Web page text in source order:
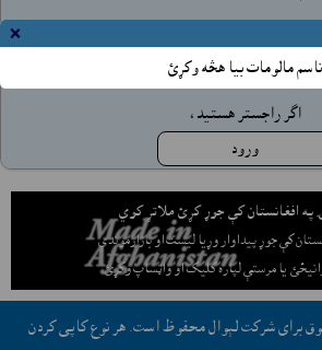
×
ناسم مالومات بيا هڅه وکړئ
اگر راجستر هستيد،
ورود
په افغانستان کې جوړ کړئ ملاتړ کوي
کې جوړ پيداوار وړيا ليست او بازارموندې
يا مرستې لپاره کليک او واټساپ وکړئ.
همه حقوق براى شرکت لېوال محفوظ است. هر نوع کاپى کردن